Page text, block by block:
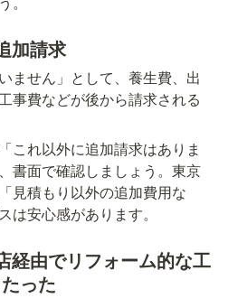
加請求
ません」として、養生費、出
事費などが後から請求される
これ以外に追加請求はありま
書面で確認しましょう。東京
見積もり以外の追加費用な
は安心感があります。
経由でリフォーム的な工
った